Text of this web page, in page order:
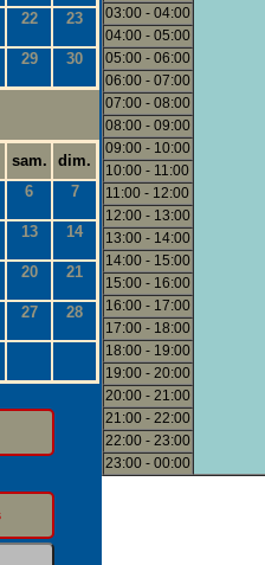
22 23
29 30
sam.
dim.
6 7
13 14
20 21
27 28
03:00 - 04:00
04:00 - 05:00
05:00 - 06:00
06:00 - 07:00
07:00 - 08:00
08:00 - 09:00
09:00 - 10:00
10:00 - 11:00
11:00 - 12:00
12:00 - 13:00
13:00 - 14:00
14:00 - 15:00
15:00 - 16:00
16:00 - 17:00
17:00 - 18:00
18:00 - 19:00
19:00 - 20:00
20:00 - 21:00
21:00 - 22:00
22:00 - 23:00
23:00 - 00:00